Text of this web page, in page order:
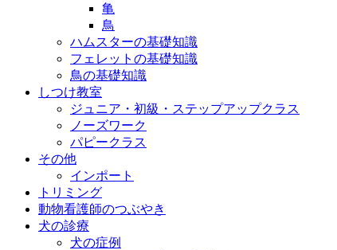
亀
鳥
ハムスターの基礎知識
フェレットの基礎知識
鳥の基礎知識
しつけ教室
ジュニア・初級・ステップアップクラス
ノーズワーク
パピークラス
その他
インポート
トリミング
動物看護師のつぶやき
犬の診療
犬の症例